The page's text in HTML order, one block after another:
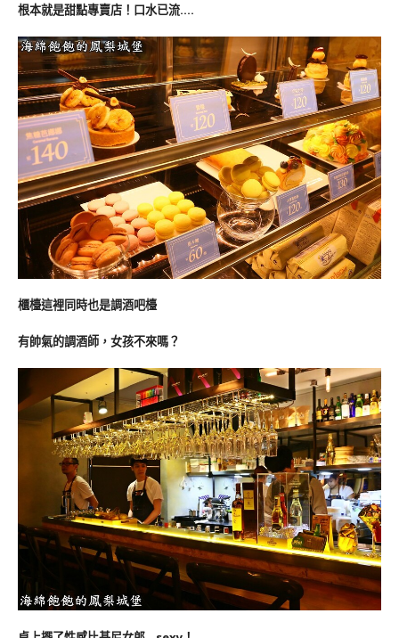
根本就是甜點專賣店！口水已流….
櫃檯這裡同時也是調酒吧檯
有帥氣的調酒師，女孩不來嗎？